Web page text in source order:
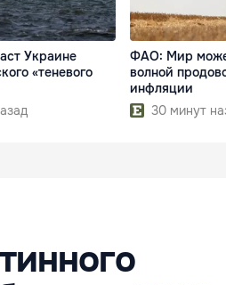
Украине
«теневого
ФАО: Мир
волной
инфляции
30 минут